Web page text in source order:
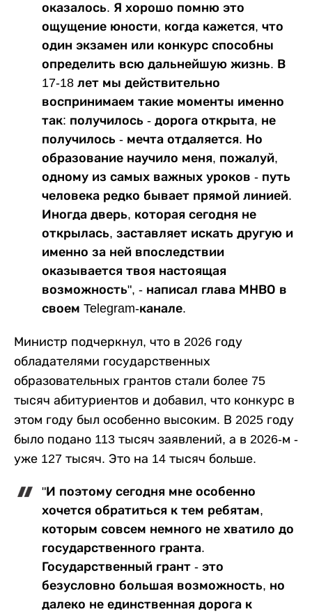
оказалось. Я хорошо помню это
ощущение юности, когда кажется, что
один экзамен или конкурс способны
определить всю дальнейшую жизнь. В
17-18 лет мы действительно
воспринимаем такие моменты именно
так: получилось - дорога открыта, не
получилось - мечта отдаляется. Но
образование научило меня, пожалуй,
одному из самых важных уроков - путь
человека редко бывает прямой линией.
Иногда дверь, которая сегодня не
открылась, заставляет искать другую и
именно за ней впоследствии
оказывается твоя настоящая
возможность", - написал глава МНВО в
своем Telegram-канале.
Министр подчеркнул, что в 2026 году
обладателями государственных
образовательных грантов стали более 75
тысяч абитуриентов и добавил, что конкурс в
этом году был особенно высоким. В 2025 году
было подано 113 тысяч заявлений, а в 2026-м -
уже 127 тысяч. Это на 14 тысяч больше.
"И поэтому сегодня мне особенно
хочется обратиться к тем ребятам,
которым совсем немного не хватило до
государственного гранта.
Государственный грант - это
безусловно большая возможность, но
далеко не единственная дорога к